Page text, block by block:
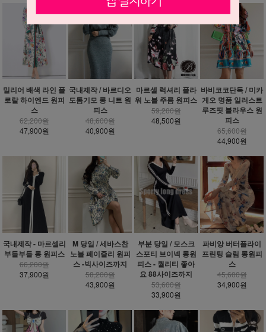
밀리어 배색 라인 플
로랄 하이엔드 원피
스
62,200원
47,900원
국내제작 / 바르디오
도톰기모 롱 니트 원
피스
48,600원
40,900원
마르셀 럭셔리 플라
워 노블 주름 원피스
59,200원
48,500원
바비코코단독 / 미카
게오 명품 일러스트
루즈핏 블라우스 원
피스
65,600원
44,900원
국내제작 - 마르셀리
부들부들 롱 원피스
66,200원
37,900원
M 당일 / 세바스찬
노블 페이즐리 원피
스 -빅사이즈까지
58,200원
43,900원
부분 당일 / 모스크
스포티 브이넥 롱원
피스 - 퀄리티 좋아
요 88사이즈까지
53,600원
33,900원
파비앙 버터플라이
프린팅 슬림 롱원피
스
45,600원
34,900원